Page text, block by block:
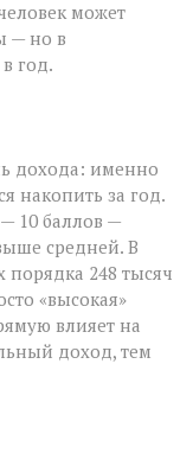
может
— но в
год.
дохода: именно
накопить за год.
10 баллов —
средней. В
порядка 248 тысяч
«высокая»
влияет на
доход, тем